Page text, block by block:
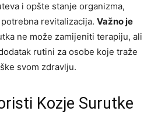
i opšte stanje organizma,
revitalizacija. Važno je
ne može zamijeniti terapiju, ali
rutini za osobe koje traže
svom zdravlju.
Kozje Surutke